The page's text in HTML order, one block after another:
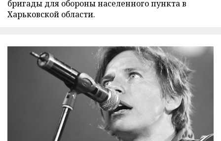
бригады для обороны населенного пункта в
Харьковской области.